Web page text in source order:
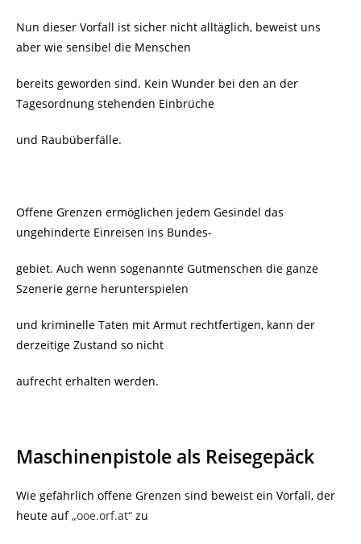
Nun dieser Vorfall ist sicher nicht alltäglich, beweist uns
aber wie sensibel die Menschen
bereits geworden sind. Kein Wunder bei den an der
Tagesordnung stehenden Einbrüche
und Raubüberfälle.
Offene Grenzen ermöglichen jedem Gesindel das
ungehinderte Einreisen ins Bundes-
gebiet. Auch wenn sogenannte Gutmenschen die ganze
Szenerie gerne herunterspielen
und kriminelle Taten mit Armut rechtfertigen, kann der
derzeitige Zustand so nicht
aufrecht erhalten werden.
Maschinenpistole als Reisegepäck
Wie gefährlich offene Grenzen sind beweist ein Vorfall, der
heute auf„ooe.orf.at“ zu